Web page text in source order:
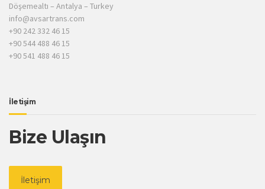
Döşemealtı – Antalya – Turkey
info@avsartrans.com
+90 242 332 46 15
+90 544 488 46 15
+90 541 488 46 15
İletişim
Bize Ulaşın
İletişim